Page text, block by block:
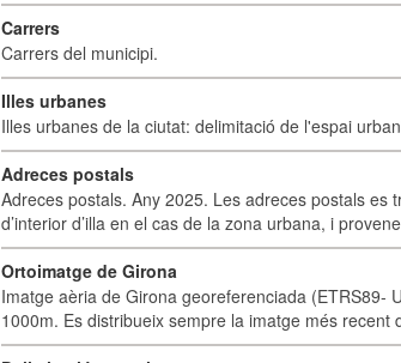
Carrers
Carrers del municipi.
Illes urbanes
Illes urbanes de la ciutat: delimitació de l'espai
Adreces postals
Adreces postals. Any 2025. Les adreces postals es
d’interior d’illa en el cas de la zona urbana, i
Ortoimatge de Girona
Imatge aèria de Girona georeferenciada (ETRS89-
1000m. Es distribueix sempre la imatge més recent